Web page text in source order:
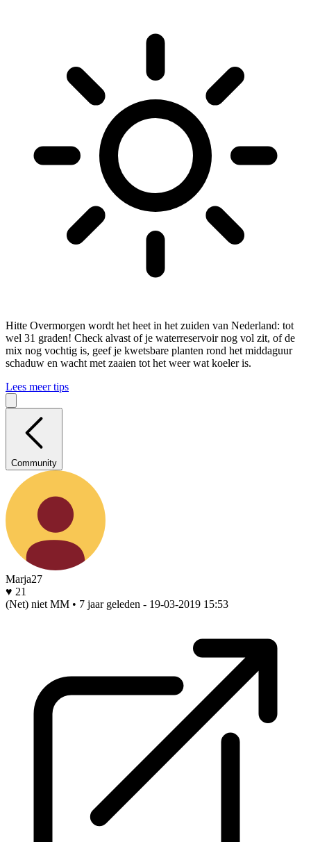
Hitte Overmorgen wordt het heet in het zuiden van Nederland: tot
wel 31 graden! Check alvast of je waterreservoir nog vol zit, of de
mix nog vochtig is, geef je kwetsbare planten rond het middaguur
schaduw en wacht met zaaien tot het weer wat koeler is.
Lees meer tips
Community
Marja27
♥ 21
(Net) niet MM • 7 jaar geleden - 19-03-2019 15:53